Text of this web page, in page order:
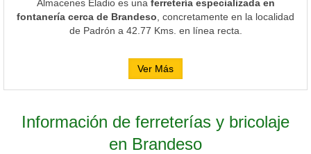
Almacenes Eladio es una ferretería especializada en
fontanería cerca de Brandeso , concretamente en la localidad
de Padrón a 42.77 Kms. en línea recta.
Ver Más
Información de ferreterías y bricolaje
en Brandeso